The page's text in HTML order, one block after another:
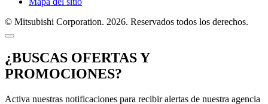
© Mitsubishi Corporation. 2026. Reservados todos los derechos.
¿BUSCAS OFERTAS Y
PROMOCIONES?
Activa nuestras notificaciones para recibir alertas de nuestra agencia